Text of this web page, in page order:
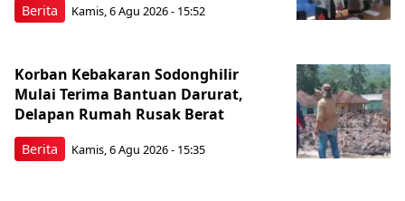
Berita Kamis, 6 Agu 2026 - 15:52
Berita
Korban Kebakaran Sodonghilir
Mulai Terima Bantuan Darurat,
Delapan Rumah Rusak Berat
Kamis, 6 Agu 2026 - 15:35